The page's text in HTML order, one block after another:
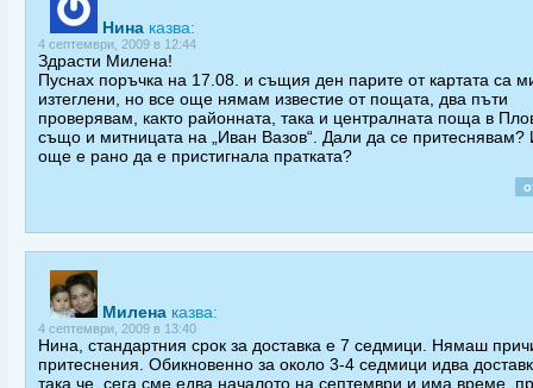
Нина казва:
4 септември, 2009 в 12:44
Здрасти Милена!
Пуснах поръчка на 17.08. и същия ден парите от картата са
изтеглени, но все още нямам известие от пощата, два пъти
проверявам, както районната, така и централната поща в
също и митницата на „Иван Вазов“. Дали да се притеснявам?
още е рано да е пристигнала пратката?
Милена казва:
4 септември, 2009 в 13:40
Нина, стандартния срок за доставка е 7 седмици. Нямаш
притеснения. Обикновенно за около 3-4 седмици идва
така че, сега сме едва началото на септември и има време,